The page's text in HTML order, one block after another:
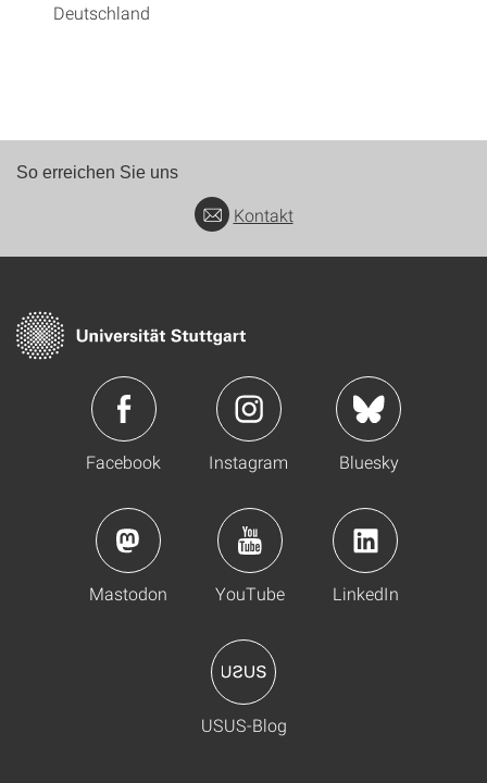
Deutschland
So erreichen Sie uns
Kontakt
Facebook Instagram Bluesky
Mastodon YouTube LinkedIn
USUS-Blog